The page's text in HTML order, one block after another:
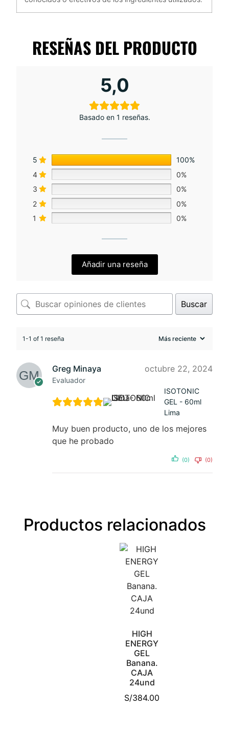
RESEÑAS DEL PRODUCTO
5,0
Basado en 1 reseñas.
5
100%
4
0%
3
0%
2
0%
1
0%
Añadir una reseña
Buscar
1-1 of 1 reseña
Greg Minaya
Evaluador
octubre 22, 2024
ISOTONIC
GEL - 60ml
Lima
Muy buen producto, uno de los mejores
que he probado
(0) (0)
Productos relacionados
HIGH
ENERGY
GEL
Banana.
CAJA
24und
S/384.00